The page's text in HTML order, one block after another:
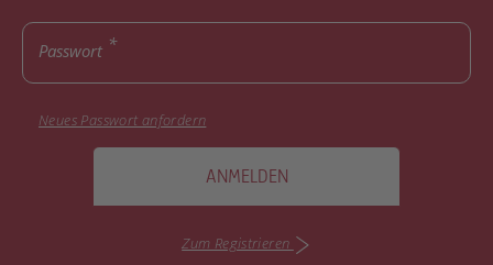
Passwort
Neues Passwort anfordern
ANMELDEN
Zum Registrieren